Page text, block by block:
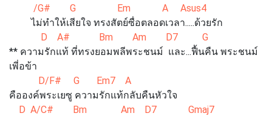
/G# G Em A Asus4
ไม่ทำให้เสียใจ ทรงสัตย์ซื่อตลอดเวลา.....ด้วยรัก
D A# Bm Am D7 G
** ความรักแท้ ที่ทรงยอมพลีพระชนม์ และ...ฟื้นคืน พระชนม์
เพี่อข้า
D/F# G Em7 A
คือองค์พระเยซู ความรักแท้กลับคืนหัวใจ
D A/C# Bm Am D7 Gmaj7